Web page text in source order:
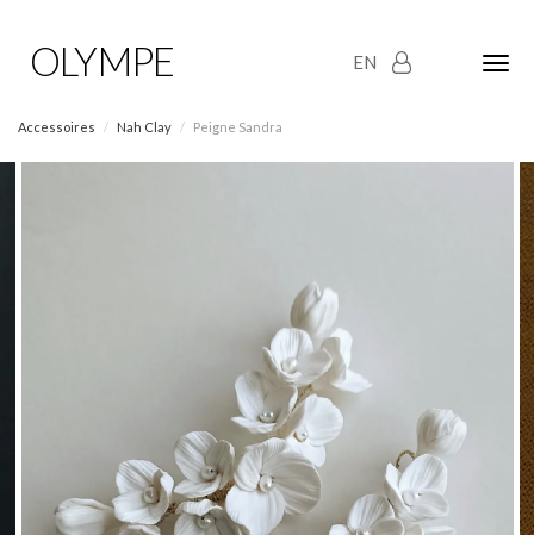
EN
OLYMPE
Accessoires Nah Clay Peigne Sandra